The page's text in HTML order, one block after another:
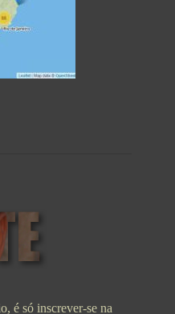
é só inscrever-se na